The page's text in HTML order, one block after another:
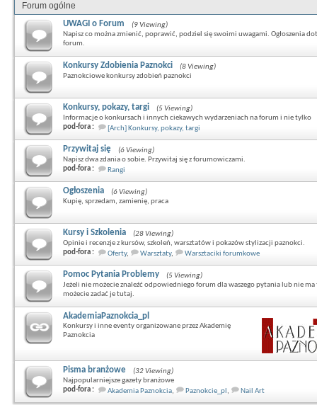
Forum ogólne
UWAGI o Forum
(9 Viewing)
Napisz co można zmienić, poprawić, podziel się swoimi uwagami. Ogłoszenia
forum.
Konkursy Zdobienia Paznokci
(8 Viewing)
Paznokciowe konkursy zdobień paznokci
Konkursy, pokazy, targi
(5 Viewing)
Informacje o konkursach i innych ciekawych wydarzeniach na forum i nie tylko
pod-fora :
[Arch] Konkursy, pokazy, targi
Przywitaj się
(6 Viewing)
Napisz dwa zdania o sobie. Przywitaj się z forumowiczami.
pod-fora :
Rangi
Ogłoszenia
(6 Viewing)
Kupię, sprzedam, zamienię, praca
Kursy i Szkolenia
(28 Viewing)
Opinie i recenzje z kursów, szkoleń, warsztatów i pokazów stylizacji paznokci.
pod-fora :
Oferty, Warsztaty, Warsztaciki forumkowe
Pomoc Pytania Problemy
(5 Viewing)
Jeżeli nie możecie znaleźć odpowiedniego forum dla waszego pytania lub nie ma
możecie zadać je tutaj.
AkademiaPaznokcia_pl
Konkursy i inne eventy organizowane przez Akademię
Paznokcia
Pisma branżowe
(32 Viewing)
Najpopularniejsze gazety branżowe
pod-fora :
Akademia Paznokcia, Paznokcie_pl , Nail Art